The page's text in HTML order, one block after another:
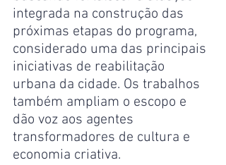
integrada na construção das
próximas etapas do programa,
considerado uma das principais
iniciativas de reabilitação
urbana da cidade. Os trabalhos
também ampliam o escopo e
dão voz aos agentes
transformadores de cultura e
economia criativa.